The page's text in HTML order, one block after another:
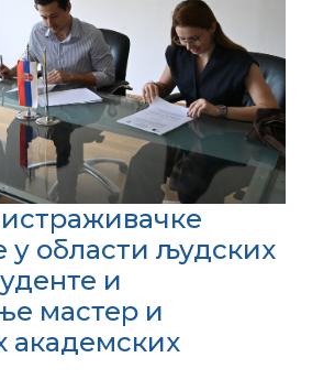
у области људских
и
мастер и
академских